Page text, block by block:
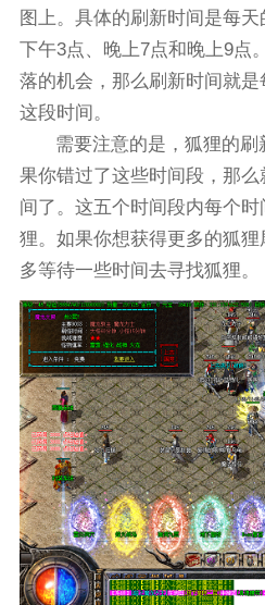
图上。具体的刷新时间是每天
下午3点、晚上7点和晚上9点
落的机会，那么刷新时间就
这段时间。
需要注意的是，狐狸的
果你错过了这些时间段，那
间了。这五个时间段内每个
狸。如果你想获得更多的狐狸
多等待一些时间去寻找狐狸。